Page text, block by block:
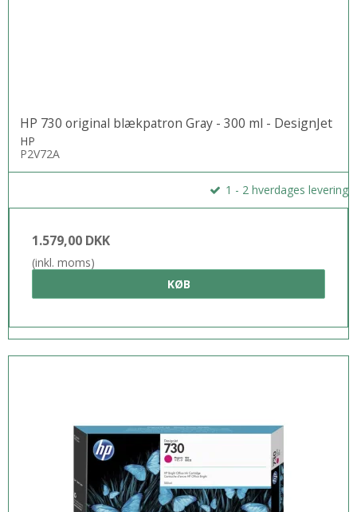
HP 730 original blækpatron Gray - 300 ml - DesignJet
HP
P2V72A
1 - 2 hverdages levering
1.579,00 DKK
(inkl. moms)
KØB